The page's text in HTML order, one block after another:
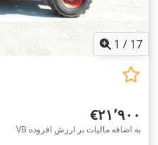
1 / 17
‎€۲۱٬۹۰۰
VB به اضافه مالیات بر ارزش افزوده